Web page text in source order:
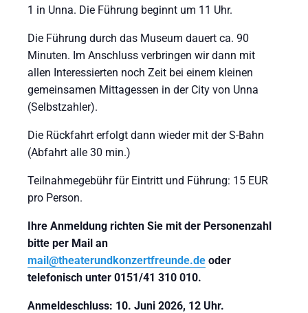
1 in Unna. Die Führung beginnt um 11 Uhr.
Die Führung durch das Museum dauert ca. 90
Minuten. Im Anschluss verbringen wir dann mit
allen Interessierten noch Zeit bei einem kleinen
gemeinsamen Mittagessen in der City von Unna
(Selbstzahler).
Die Rückfahrt erfolgt dann wieder mit der S-Bahn
(Abfahrt alle 30 min.)
Teilnahmegebühr für Eintritt und Führung: 15 EUR
pro Person.
Ihre Anmeldung richten Sie mit der Personenzahl
bitte per Mail an
mail@theaterundkonzertfreunde.de oder
telefonisch unter 0151/41 310 010.
Anmeldeschluss: 10. Juni 2026, 12 Uhr.